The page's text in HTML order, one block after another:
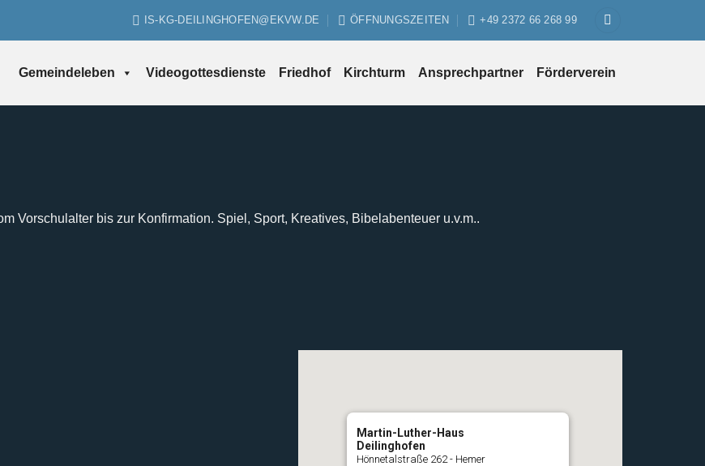
IS-KG-DEILINGHOFEN@EKVW.DE ÖFFNUNGSZEITEN +49 2372 66 268 99
Gemeindeleben Videogottesdienste Friedhof Kirchturm Ansprechpartner Förderverein
Vorschulalter bis zur Konfirmation. Spiel, Sport, Kreatives, Bibelabenteuer u.v.m..
Martin-Luther-Haus
Deilinghofen
Hönnetalstraße 262 - Hemer